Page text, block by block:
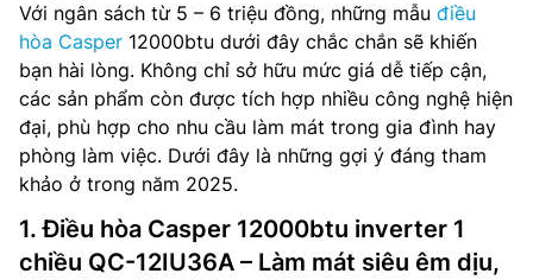
Với ngân sách từ 5 – 6 triệu đồng, những mẫu điều
hòa Casper 12000btu dưới đây chắc chắn sẽ khiến
bạn hài lòng. Không chỉ sở hữu mức giá dễ tiếp cận,
các sản phẩm còn được tích hợp nhiều công nghệ hiện
đại, phù hợp cho nhu cầu làm mát trong gia đình hay
phòng làm việc. Dưới đây là những gợi ý đáng tham
khảo ở trong năm 2025.
1. Điều hòa Casper 12000btu inverter 1
chiều QC-12IU36A – Làm mát siêu êm dịu,